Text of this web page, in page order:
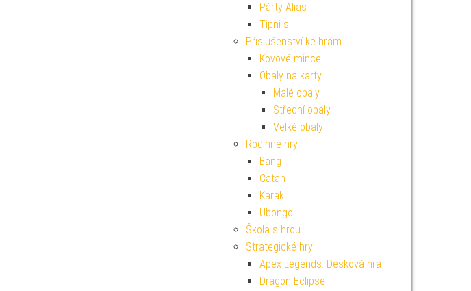
Párty Alias
Tipni si
Příslušenství ke hrám
Kovové mince
Obaly na karty
Malé obaly
Střední obaly
Velké obaly
Rodinné hry
Bang
Catan
Karak
Ubongo
Škola s hrou
Strategické hry
Apex Legends: Desková hra
Dragon Eclipse